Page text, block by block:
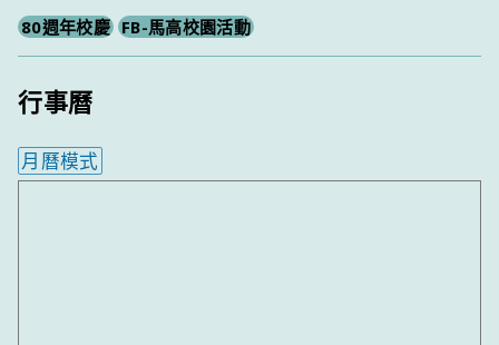
80週年校慶 FB-馬高校園活動
行事曆
月曆模式